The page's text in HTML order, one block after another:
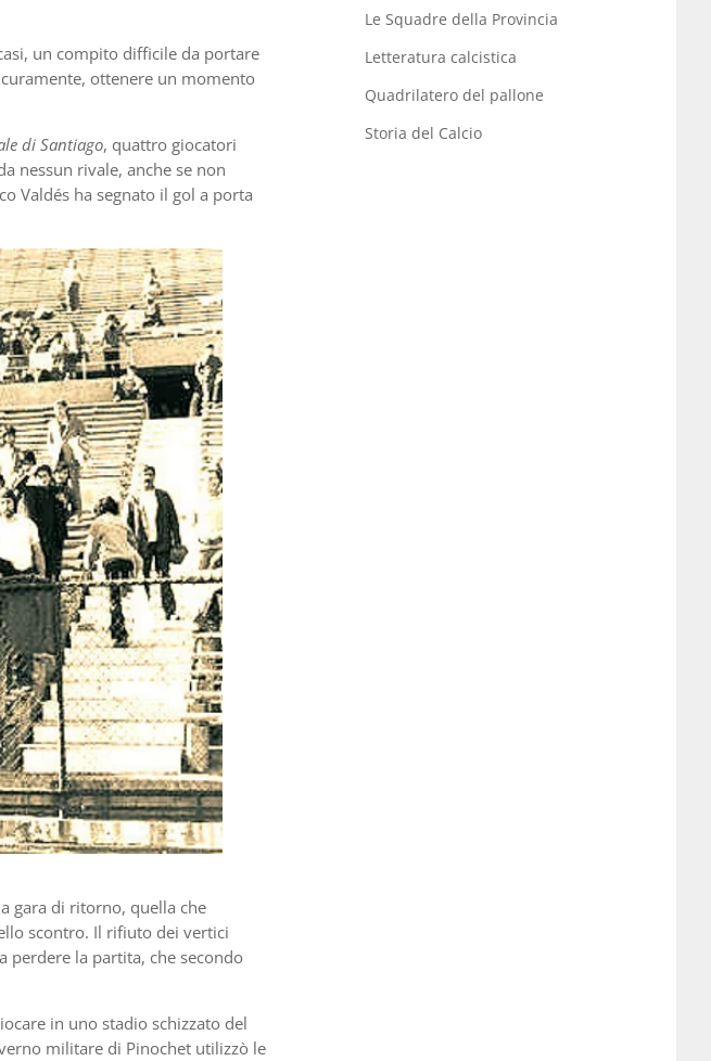
un compito difficile da portare
ottenere un momento
di Santiago, quattro giocatori
nessun rivale, anche se non
Valdés ha segnato il gol a porta
gara di ritorno, quella che
scontro. Il rifiuto dei vertici
perdere la partita, che secondo
in uno stadio schizzato del
militare di Pinochet utilizzò le
Le Squadre della Provincia
Letteratura calcistica
Quadrilatero del pallone
Storia del Calcio